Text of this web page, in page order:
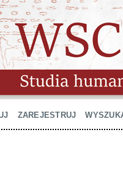
ZAREJESTRUJ